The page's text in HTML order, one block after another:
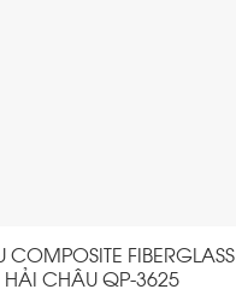
COMPOSITE FIBERGLASS
HẢI CHÂU QP-3625